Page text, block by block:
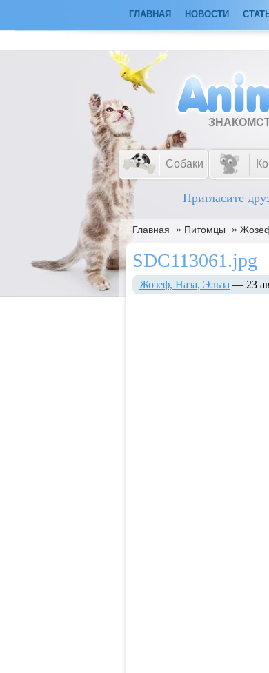
ГЛАВНАЯ НОВОСТИ
Собаки
Пригласите
Главная » Питомцы »
SDC113061.jpg
Жозеф, Наза, Эльза — 23